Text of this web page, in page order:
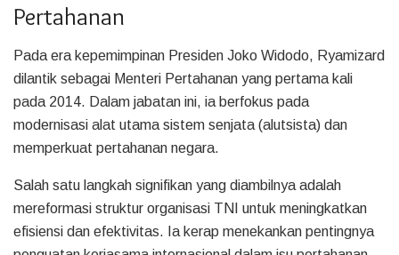
Pertahanan
Pada era kepemimpinan Presiden Joko Widodo, Ryamizard
dilantik sebagai Menteri Pertahanan yang pertama kali
pada 2014. Dalam jabatan ini, ia berfokus pada
modernisasi alat utama sistem senjata (alutsista) dan
memperkuat pertahanan negara.
Salah satu langkah signifikan yang diambilnya adalah
mereformasi struktur organisasi TNI untuk meningkatkan
efisiensi dan efektivitas. Ia kerap menekankan pentingnya